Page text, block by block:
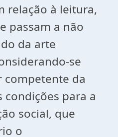
relação à leitura,
passam a não
da arte
se
competente da
condições para a
social, que
o